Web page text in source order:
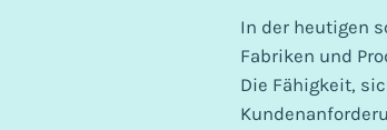
In der heutigen
Fabriken und
Die Fähigkeit,